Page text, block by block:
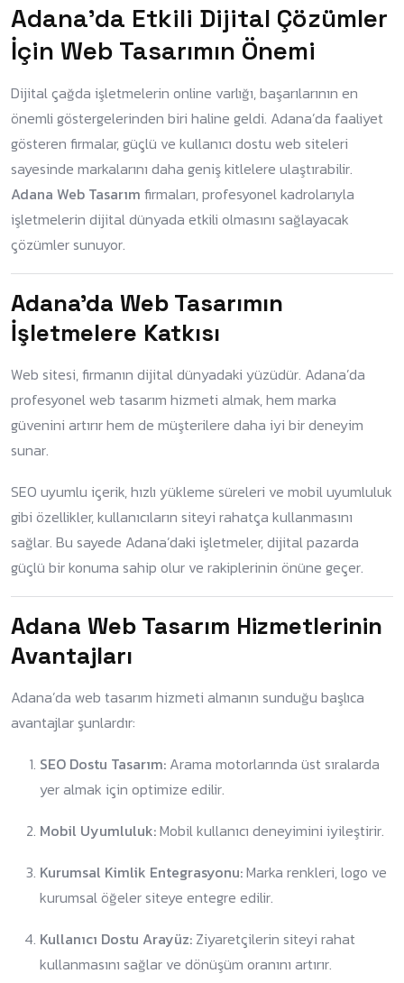
Adana’da Etkili Dijital Çözümler
İçin Web Tasarımın Önemi
Dijital çağda işletmelerin online varlığı, başarılarının en
önemli göstergelerinden biri haline geldi. Adana’da faaliyet
gösteren firmalar, güçlü ve kullanıcı dostu web siteleri
sayesinde markalarını daha geniş kitlelere ulaştırabilir.
Adana Web Tasarım firmaları, profesyonel kadrolarıyla
işletmelerin dijital dünyada etkili olmasını sağlayacak
çözümler sunuyor.
Adana’da Web Tasarımın
İşletmelere Katkısı
Web sitesi, firmanın dijital dünyadaki yüzüdür. Adana’da
profesyonel web tasarım hizmeti almak, hem marka
güvenini artırır hem de müşterilere daha iyi bir deneyim
sunar.
SEO uyumlu içerik, hızlı yükleme süreleri ve mobil uyumluluk
gibi özellikler, kullanıcıların siteyi rahatça kullanmasını
sağlar. Bu sayede Adana’daki işletmeler, dijital pazarda
güçlü bir konuma sahip olur ve rakiplerinin önüne geçer.
Adana Web Tasarım Hizmetlerinin
Avantajları
Adana’da web tasarım hizmeti almanın sunduğu başlıca
avantajlar şunlardır:
SEO Dostu Tasarım: Arama motorlarında üst sıralarda
yer almak için optimize edilir.
Mobil Uyumluluk:Mobil kullanıcı deneyimini iyileştirir.
Kurumsal Kimlik Entegrasyonu:Marka renkleri, logo ve
kurumsal öğeler siteye entegre edilir.
Kullanıcı Dostu Arayüz: Ziyaretçilerin siteyi rahat
kullanmasını sağlar ve dönüşüm oranını artırır.